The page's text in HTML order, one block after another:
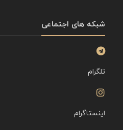
شبکه های اجتماعی
تلگرام
اینستاگرام